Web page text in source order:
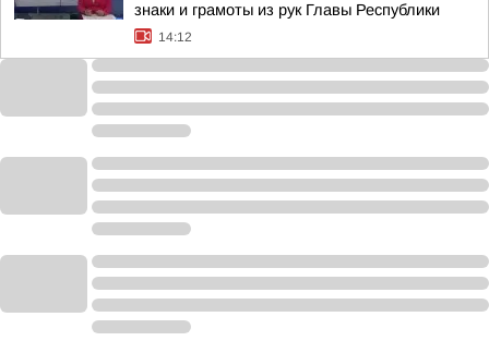
знаки и грамоты из рук Главы Республики
14:12